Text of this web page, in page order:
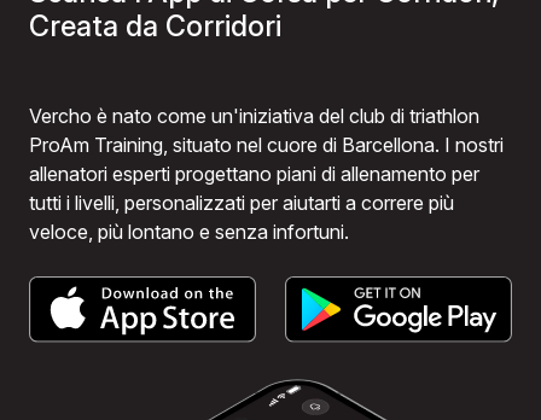
Creata da Corridori
Vercho è nato come un'iniziativa del club di triathlon
ProAm Training, situato nel cuore di Barcellona. I nostri
allenatori esperti progettano piani di allenamento per
tutti i livelli, personalizzati per aiutarti a correre più
veloce, più lontano e senza infortuni.